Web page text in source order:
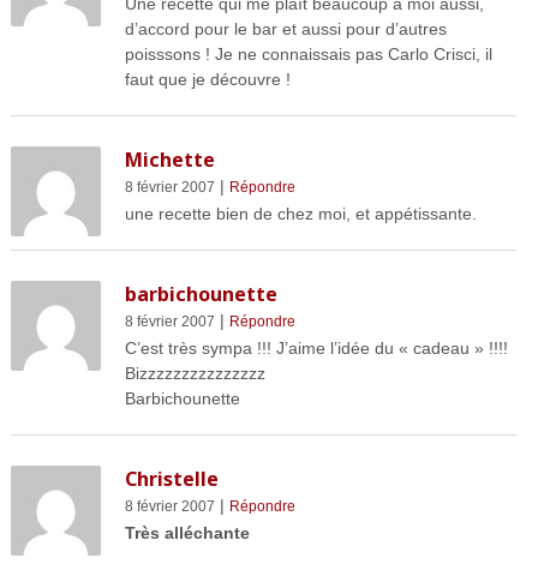
d’accord pour le bar et aussi pour d’autres
poisssons ! Je ne connaissais pas Carlo Crisci, il
faut que je découvre !
Michette
8 février 2007 | Répondre
une recette bien de chez moi, et appétissante.
barbichounette
8 février 2007 | Répondre
C’est très sympa !!! J’aime l’idée du « cadeau » !!!!
Bizzzzzzzzzzzzzzz
Barbichounette
Christelle
8 février 2007 | Répondre
Très alléchante